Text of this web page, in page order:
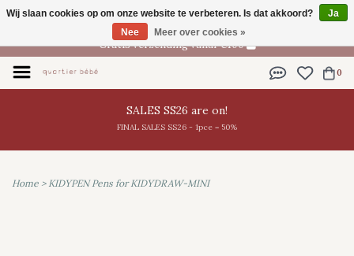
NL
Gratis verzending vanaf €100
0
SALES SS26 are on!
FINAL SALES SS26 - 1pce = 50%
Home > KIDYPEN Pens for KIDYDRAW-MINI
Wij slaan cookies op om onze website te verbeteren. Is dat akkoord?
Ja
Nee
Meer over cookies »